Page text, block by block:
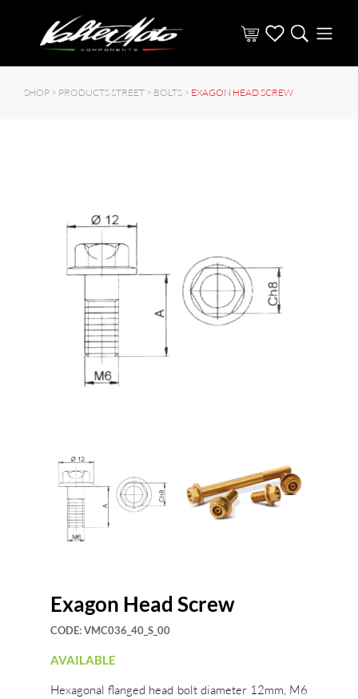
SHOP > PRODUCTS STREET > BOLTS > EXAGON HEAD SCREW
Exagon Head Screw
CODE:VMC036_40_S_00
AVAILABLE
Hexagonal flanged head bolt diameter 12mm, M6